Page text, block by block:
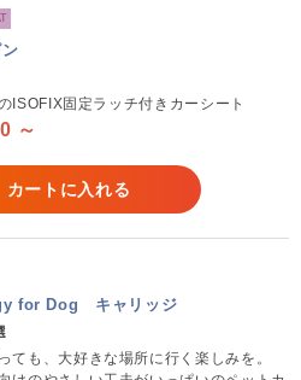
ISOFIX固定ラッチ付きカーシート
～
カートに入れる
for Dog キャリッジ
ても、大好きな場所に行く楽しみを。